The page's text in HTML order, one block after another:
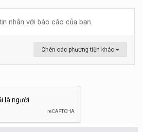
nhắn với báo cáo của bạn.
Chèn các phương tiện khác